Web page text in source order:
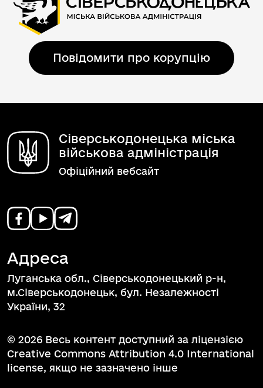
Повідомити про корупцію
Сіверськодонецька міська
військова адміністрація
Офіційний вебсайт
Адреса
Луганська обл., Сіверськодонецький р-н,
м.Сіверськодонецьк, бул. Незалежності
України, 32
© 2026 Весь контент доступний за ліцензією
Creative Commons Attribution 4.0 International
license, якщо не зазначено інше